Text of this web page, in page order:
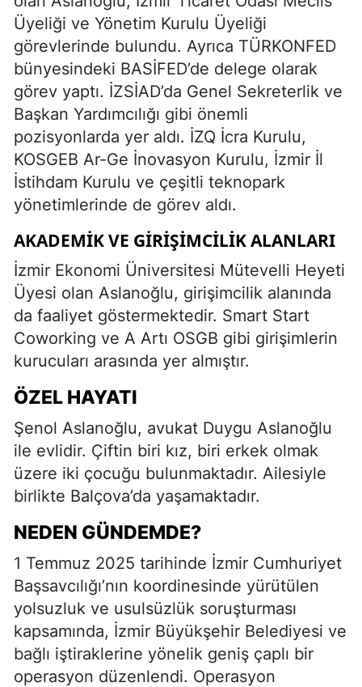
Üyeliği ve Yönetim Kurulu Üyeliği
görevlerinde bulundu. Ayrıca TÜRKONFED
bünyesindeki BASİFED’de delege olarak
görev yaptı. İZSİAD’da Genel Sekreterlik ve
Başkan Yardımcılığı gibi önemli
pozisyonlarda yer aldı. İZQ İcra Kurulu,
KOSGEB Ar-Ge İnovasyon Kurulu, İzmir İl
İstihdam Kurulu ve çeşitli teknopark
yönetimlerinde de görev aldı.
AKADEMIK VE GIRIŞIMCILIK ALANLARI
İzmir Ekonomi Üniversitesi Mütevelli Heyeti
Üyesi olan Aslanoğlu, girişimcilik alanında
da faaliyet göstermektedir. Smart Start
Coworking ve A Artı OSGB gibi girişimlerin
kurucuları arasında yer almıştır.
ÖZEL HAYATI
Şenol Aslanoğlu, avukat Duygu Aslanoğlu
ile evlidir. Çiftin biri kız, biri erkek olmak
üzere iki çocuğu bulunmaktadır. Ailesiyle
birlikte Balçova’da yaşamaktadır.
NEDEN GÜNDEMDE?
1 Temmuz 2025 tarihinde İzmir Cumhuriyet
Başsavcılığı’nın koordinesinde yürütülen
yolsuzluk ve usulsüzlük soruşturması
kapsamında, İzmir Büyükşehir Belediyesi ve
bağlı iştiraklerine yönelik geniş çaplı bir
operasyon düzenlendi. Operasyon